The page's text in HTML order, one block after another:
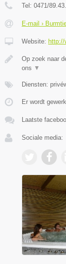
Tel: 0471/
E-mail ›
Website: http://
Op zoek naar
ons ▼
Diensten:
Er wordt
Laatste
Sociale media: